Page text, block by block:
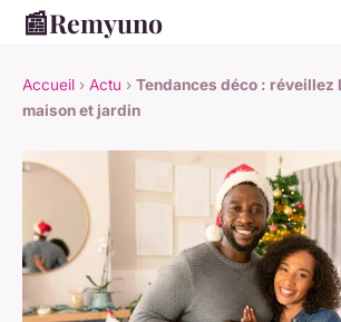
📰Remyuno
Accueil › Actu › Tendances déco : réveillez
maison et jardin